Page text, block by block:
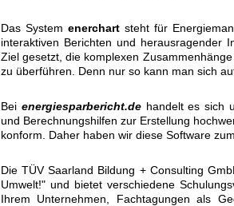
Das System enerchartsteht für
interaktiven Berichten und herausragender
Ziel gesetzt, die komplexen
zu überführen. Denn nur so kann man sich
Bei energiesparbericht.dehandelt es sich
und Berechnungshilfen zur Erstellung
konform. Daher haben wir diese Software
Die TÜV Saarland Bildung + Consulting
Umwelt!" und bietet verschiedene
Ihrem Unternehmen, Fachtagungen als